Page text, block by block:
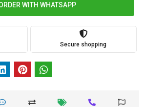
WITH WHATSAPP
Secure shopping